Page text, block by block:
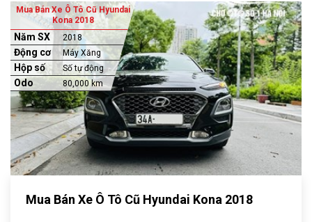
Mua Bán Xe Ô Tô Cũ Hyundai
Kona 2018
Năm SX 2018
Động cơ Máy Xăng
Hộp số Số tự động
Odo 80,000 km
Mua Bán Xe Ô Tô Cũ Hyundai Kona 2018